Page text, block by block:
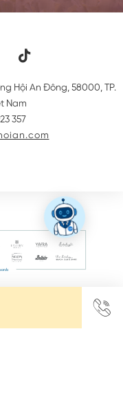
Hội An Đông, 58000,
TP.
Nam
357